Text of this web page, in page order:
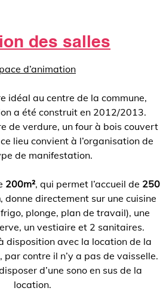
des salles
d’animation
idéal au centre de la commune,
a été construit en 2012/2013.
de verdure, un four à bois couvert
lieu convient à l’organisation de
de manifestation.
200m², qui permet l’accueil de 250
, donne directement sur une cuisine
plonge, plan de travail), une
un vestiaire et 2 sanitaires.
disposition avec la location de la
par contre il n’y a pas de vaisselle.
d’une sono en sus de la
location.